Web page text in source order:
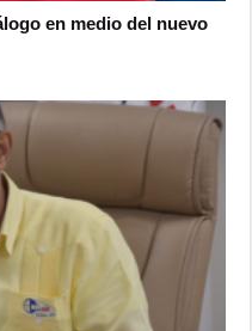
en medio del nuevo